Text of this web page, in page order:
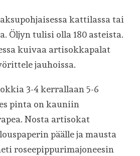
kattilassa tai
Öljyn tulisi olla 180 asteista.
kuivaa artisokkapalat
jauhoissa.
3-4 kerrallaan 5-6
pinta on kauniin
Nosta artisokat
päälle ja mausta
roseepippurimajoneesin